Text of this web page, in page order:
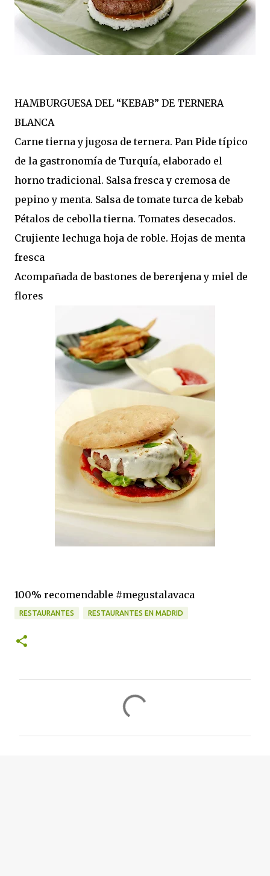
HAMBURGUESA DEL “KEBAB” DE TERNERA
BLANCA
Carne tierna y jugosa de ternera. Pan Pide típico
de la gastronomía de Turquía, elaborado el
horno tradicional. Salsa fresca y cremosa de
pepino y menta. Salsa de tomate turca de kebab
Pétalos de cebolla tierna. Tomates desecados.
Crujiente lechuga hoja de roble. Hojas de menta
fresca
Acompañada de bastones de berenjena y miel de
flores
100% recomendable #megustalavaca
RESTAURANTES RESTAURANTES EN MADRID